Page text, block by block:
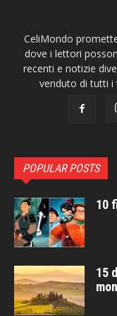
CeliMondo
dove i lettori
recenti e notizie
venduto di tutti i
POPULAR POSTS
10
15